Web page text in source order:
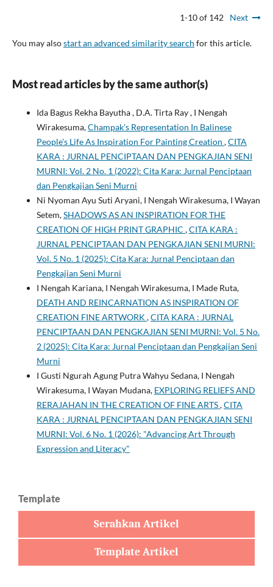
1-10 of 142 Next
You may alsostart an advanced similarity search for this article.
Most read articles by the same author(s)
Ida Bagus Rekha Bayutha , D.A. Tirta Ray , I Nengah
Wirakesuma,Champak's Representation In Balinese
People's Life As Inspiration For Painting Creation ,CITA
KARA : JURNAL PENCIPTAAN DAN PENGKAJIAN SENI
MURNI: Vol. 2 No. 1 (2022): Cita Kara: Jurnal Penciptaan
dan Pengkajian Seni Murni
Ni Nyoman Ayu Suti Aryani, I Nengah Wirakesuma, I Wayan
Setem,SHADOWS AS AN INSPIRATION FOR THE
CREATION OF HIGH PRINT GRAPHIC ,CITA KARA :
JURNAL PENCIPTAAN DAN PENGKAJIAN SENI MURNI:
Vol. 5 No. 1 (2025): Cita Kara: Jurnal Penciptaan dan
Pengkajian Seni Murni
I Nengah Kariana, I Nengah Wirakesuma, I Made Ruta,
DEATH AND REINCARNATION AS INSPIRATION OF
CREATION FINE ARTWORK ,CITA KARA : JURNAL
PENCIPTAAN DAN PENGKAJIAN SENI MURNI: Vol. 5 No.
2 (2025): Cita Kara: Jurnal Penciptaan dan Pengkajian Seni
Murni
I Gusti Ngurah Agung Putra Wahyu Sedana, I Nengah
Wirakesuma, I Wayan Mudana, EXPLORING RELIEFS AND
RERAJAHAN IN THE CREATION OF FINE ARTS,CITA
KARA : JURNAL PENCIPTAAN DAN PENGKAJIAN SENI
MURNI: Vol. 6 No. 1 (2026): "Advancing Art Through
Expression and Literacy"
Template
Serahkan Artikel
Template Artikel